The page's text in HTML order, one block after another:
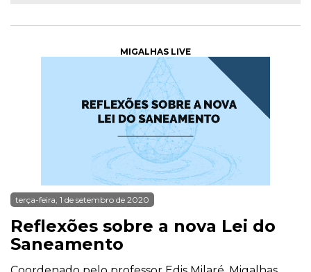
MIGALHAS LIVE
terça-feira, 1 de setembro de 2020
Reflexões sobre a nova Lei do
Saneamento